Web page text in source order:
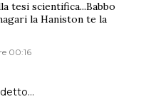
tesi scientifica...Babbo
la Haniston te la
00:16